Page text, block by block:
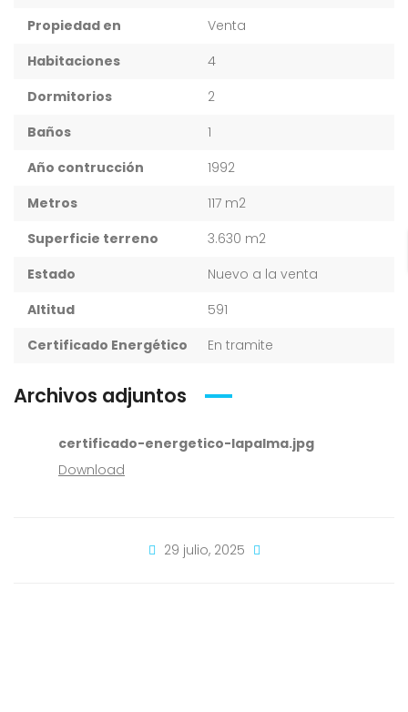
Propiedad en
Venta
Habitaciones
4
Dormitorios
2
Baños
1
Año contrucción
1992
Metros
117 m2
Superficie terreno
3.630 m2
Estado
Nuevo a la venta
Altitud
591
Certificado Energético
En tramite
Archivos adjuntos
certificado-energetico-lapalma.jpg
Download
29 julio, 2025